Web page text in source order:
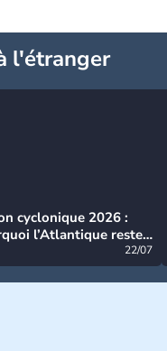
l'étranger
cyclonique 2026 :
l’Atlantique reste
22/07